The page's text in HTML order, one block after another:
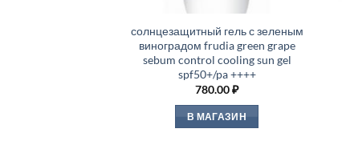
солнцезащитный гель с зеленым
виноградом frudia green grape
sebum control cooling sun gel
spf50+/pa ++++
780.00₽
В МАГАЗИН